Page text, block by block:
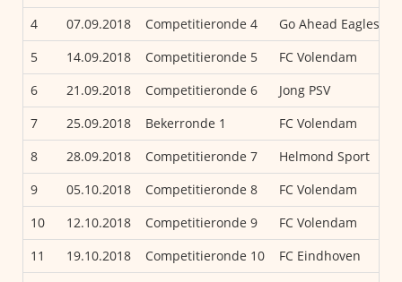
4
07.09.2018 Competitieronde 4 Go Ahead Eagles
5
14.09.2018 Competitieronde 5 FC Volendam
6
21.09.2018 Competitieronde 6 Jong PSV
7
25.09.2018 Bekerronde 1 FC Volendam
8
28.09.2018 Competitieronde 7 Helmond Sport
9
05.10.2018 Competitieronde 8 FC Volendam
10
12.10.2018 Competitieronde 9 FC Volendam
11
19.10.2018 Competitieronde 10 FC Eindhoven